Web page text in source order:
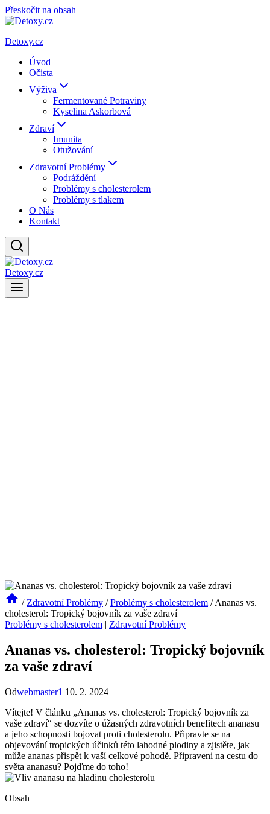
Přeskočit na obsah
Detoxy.cz
Úvod
Očista
Výživa
Fermentované Potraviny
Kyselina Askorbová
Zdraví
Imunita
Otužování
Zdravotní Problémy
Podráždění
Problémy s cholesterolem
Problémy s tlakem
O Nás
Kontakt
Detoxy.cz
/ Zdravotní Problémy / Problémy s cholesterolem / Ananas vs.
cholesterol: Tropický bojovník za vaše zdraví
Problémy s cholesterolem | Zdravotní Problémy
Ananas vs. cholesterol: Tropický bojovník
za vaše zdraví
Odwebmaster1 10. 2. 2024
Vítejte! V článku „Ananas vs. cholesterol: Tropický bojovník za
vaše zdraví“ se dozvíte o úžasných zdravotních benefitech ananasu
a jeho schopnosti bojovat proti cholesterolu. Připravte se na
objevování tropických účinků této lahodné plodiny a zjistěte, jak
může ananas přispět k vaší celkové pohodě. Připraveni na cestu do
světa ananasu? Pojďme do toho!
Obsah